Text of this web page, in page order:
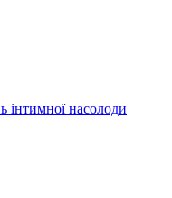
інтимної насолоди